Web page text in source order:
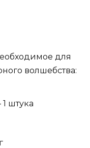
для
волшебства:
штука